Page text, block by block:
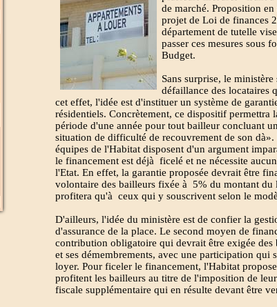
de marché. Proposition
projet de Loi de finances
département de tutelle
passer ces mesures sous
Budget.
Sans surprise, le
défaillance des locataires
cet effet, l'idée est d'instituer un système de
résidentiels. Concrètement, ce dispositif permettra
période d'une année pour tout bailleur concluant
situation de difficulté de recouvrement de son dà».
équipes de l'Habitat disposent d'un argument
le financement est déjà ficelé et ne nécessite
l'Etat. En effet, la garantie proposée devrait être
volontaire des bailleurs fixée à 5% du montant du
profitera qu'à ceux qui y souscrivent selon le
D'ailleurs, l'idée du ministère est de confier la
d'assurance de la place. Le second moyen de
contribution obligatoire qui devrait être exigée
et ses démembrements, avec une participation
loyer. Pour ficeler le financement, l'Habitat
profitent les bailleurs au titre de l'imposition de
fiscale supplémentaire qui en résulte devant être